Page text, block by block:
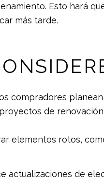
Esto hará
más tarde.
compradores
de
elementos rotos,
actualizaciones de